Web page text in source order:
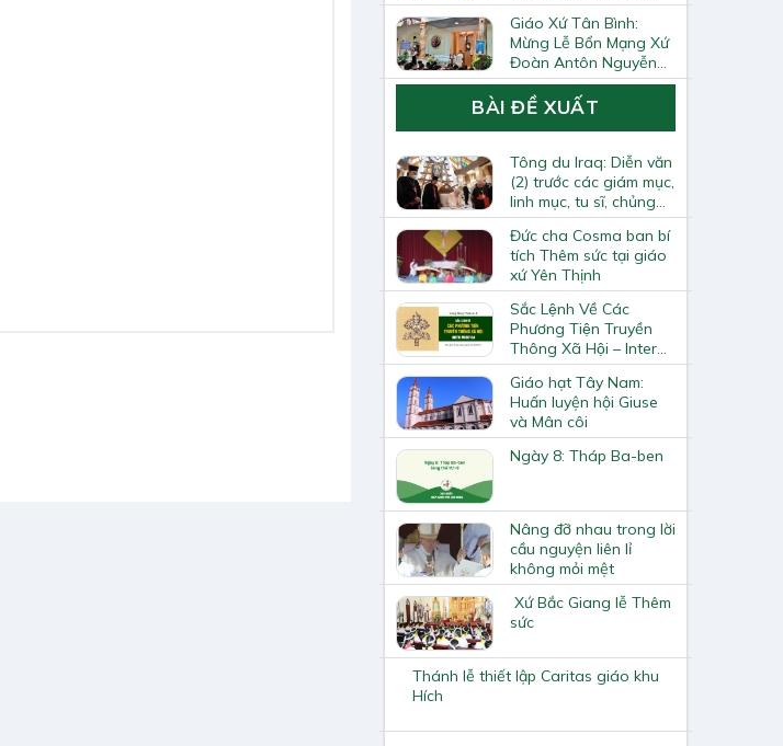
Giáo Xứ Tân Bình:
Mừng Lễ Bổn Mạng Xứ
Đoàn Antôn Nguyễn
Tiến Đích Và Bế Giảng
Năm Học Giáo Lý
BÀI ĐỀ XUẤT
Tông du Iraq: Diễn văn
(2) trước các giám mục,
linh mục, tu sĩ, chủng
sinh và giáo lý viên
Đức cha Cosma ban bí
tích Thêm sức tại giáo
xứ Yên Thịnh
Sắc Lệnh Về Các
Phương Tiện Truyền
Thông Xã Hội – Inter
Mirifica
Giáo hạt Tây Nam:
Huấn luyện hội Giuse
và Mân côi
Ngày 8: Tháp Ba-ben
Nâng đỡ nhau trong lời
cầu nguyện liên lỉ
không mỏi mệt
Xứ Bắc Giang lễ Thêm
sức
Thánh lễ thiết lập Caritas giáo khu
Hích